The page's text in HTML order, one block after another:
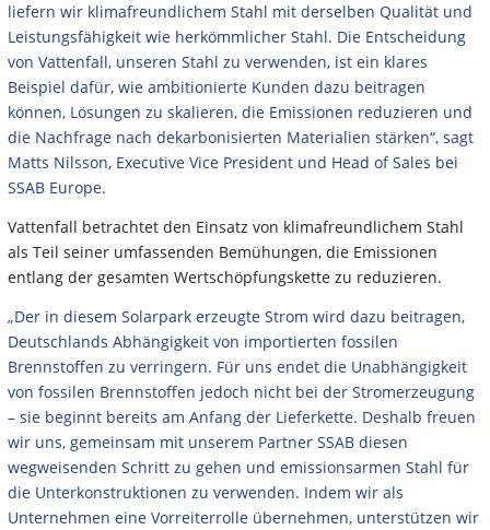
liefern wir klimafreundlichem Stahl mit derselben Qualität und
Leistungsfähigkeit wie herkömmlicher Stahl. Die Entscheidung
von Vattenfall, unseren Stahl zu verwenden, ist ein klares
Beispiel dafür, wie ambitionierte Kunden dazu beitragen
können, Lösungen zu skalieren, die Emissionen reduzieren und
die Nachfrage nach dekarbonisierten Materialien stärken“, sagt
Matts Nilsson, Executive Vice President und Head of Sales bei
SSAB Europe.
Vattenfall betrachtet den Einsatz von klimafreundlichem Stahl
als Teil seiner umfassenden Bemühungen, die Emissionen
entlang der gesamten Wertschöpfungskette zu reduzieren.
„Der in diesem Solarpark erzeugte Strom wird dazu beitragen,
Deutschlands Abhängigkeit von importierten fossilen
Brennstoffen zu verringern. Für uns endet die Unabhängigkeit
von fossilen Brennstoffen jedoch nicht bei der Stromerzeugung
– sie beginnt bereits am Anfang der Lieferkette. Deshalb freuen
wir uns, gemeinsam mit unserem Partner SSAB diesen
wegweisenden Schritt zu gehen und emissionsarmen Stahl für
die Unterkonstruktionen zu verwenden. Indem wir als
Unternehmen eine Vorreiterrolle übernehmen, unterstützen wir